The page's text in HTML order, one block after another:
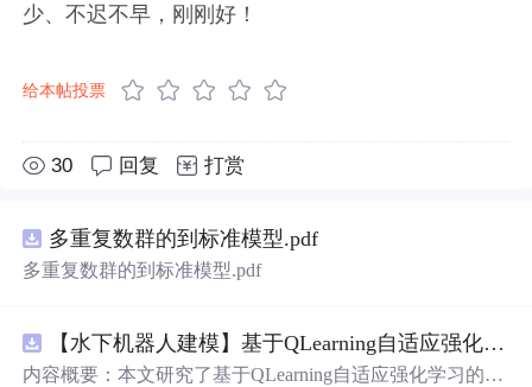
少、不迟不早，刚刚好！
给本帖投票
30 回复 打赏
多重复数群的到标准模型.pdf
多重复数群的到标准模型.pdf
【水下机器人建模】基于QLearning自适应强化学习PID控制器在AUV中的应用研究（Matlab代码实现）
内容概要：本文研究了基于QLearning自适应强化学习的PI